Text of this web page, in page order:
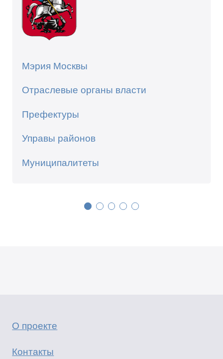
Мэрия Москвы
Отраслевые органы власти
Префектуры
Управы районов
Муниципалитеты
О проекте
Контакты